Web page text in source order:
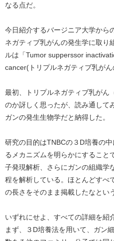
なる点だ。
今日紹介するバージニア大学から
ネガティブ乳がんの発生学に取り
ルは「Tumor supperssor
cancer(トリプルネガティブ乳が
最初、トリプルネガティブ乳がん
のか訝しく思ったが、読み通して
ガンの発生生物学だと納得した。
研究の目的はTNBCの３D培養の
るメカニズムを明らかにすること
子発現解析、さらにガンの組織学
程を解析している。ほとんどすべ
の長さをそのまま掲載したなとい
いずれにせよ、すべての詳細を紹
まず、３D培養法を用いて、ガン